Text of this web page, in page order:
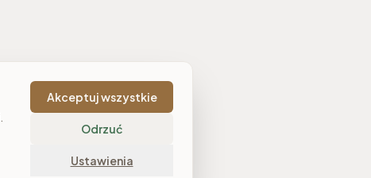
Akceptuj wszystkie
Odrzuć
Ustawienia